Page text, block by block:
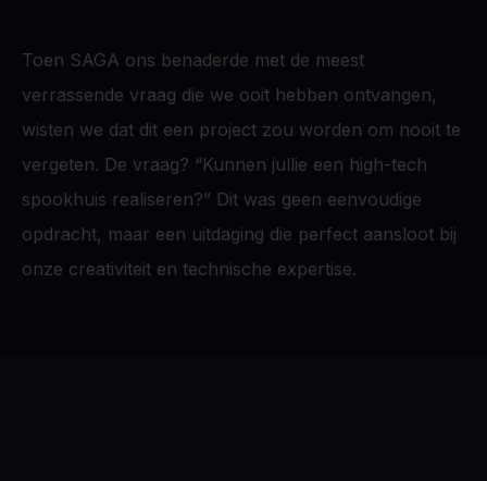
Toen SAGA ons benaderde met de meest
verrassende vraag die we ooit hebben ontvangen,
wisten we dat dit een project zou worden om nooit te
vergeten. De vraag? “Kunnen jullie een high-tech
spookhuis realiseren?” Dit was geen eenvoudige
opdracht, maar een uitdaging die perfect aansloot bij
onze creativiteit en technische expertise.